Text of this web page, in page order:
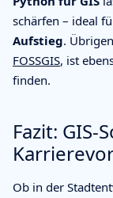
schärfen – ideal
Aufstieg.
FOSSGIS, ist
finden.
Fazit: GIS-
Ob in der